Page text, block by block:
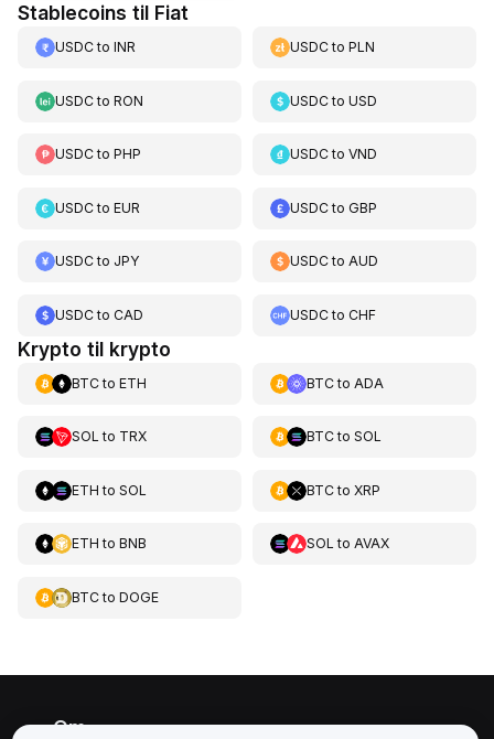
Stablecoins til Fiat
USDCto INR USDCtoPLN
USDCto RON USDCtoUSD
USDCto PHP USDCtoVND
USDCto EUR USDCtoGBP
USDCto JPY USDCtoAUD
USDCto CAD USDCtoCHF
Krypto til krypto
BTCto ETH BTCto ADA
SOL to TRX BTCto SOL
ETH to SOL BTCto XRP
ETH to BNB SOL to AVAX
BTCto DOGE
Om